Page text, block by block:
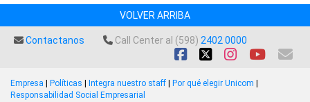
VOLVER ARRIBA
Contactanos Call Center al (598) 2402 0000
Empresa | Políticas | Integra nuestro staff | Por qué elegir Unicom |
Responsabilidad Social Empresarial